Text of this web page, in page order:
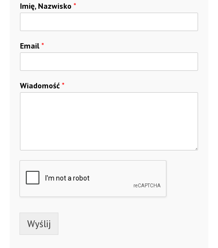
Imię, Nazwisko *
Email *
Wiadomość *
Wyślij